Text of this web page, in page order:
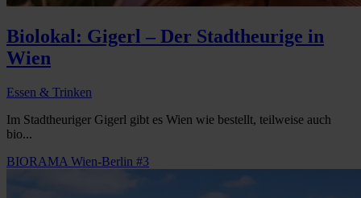
Biolokal: Gigerl – Der Stadtheurige in
Wien
Essen & Trinken
Im Stadtheuriger Gigerl gibt es Wien wie bestellt, teilweise auch
bio...
BIORAMA Wien-Berlin #3